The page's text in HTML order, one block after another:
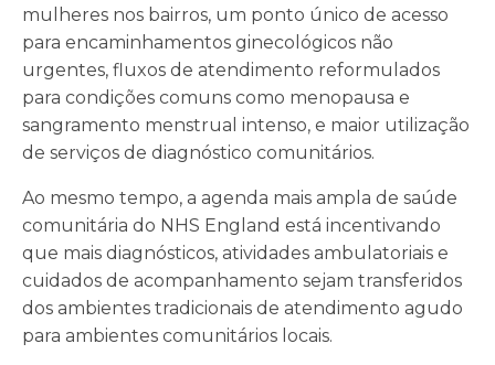
mulheres nos bairros, um ponto único de acesso
para encaminhamentos ginecológicos não
urgentes, fluxos de atendimento reformulados
para condições comuns como menopausa e
sangramento menstrual intenso, e maior utilização
de serviços de diagnóstico comunitários.
Ao mesmo tempo, a agenda mais ampla de saúde
comunitária do NHS England está incentivando
que mais diagnósticos, atividades ambulatoriais e
cuidados de acompanhamento sejam transferidos
dos ambientes tradicionais de atendimento agudo
para ambientes comunitários locais.